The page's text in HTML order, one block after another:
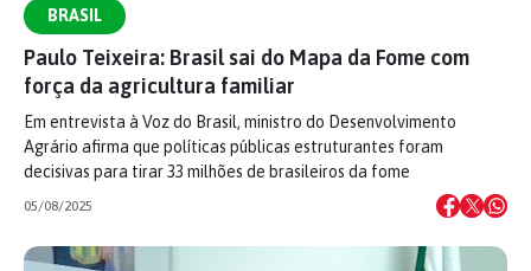
BRASIL
Paulo Teixeira: Brasil sai do Mapa da Fome com
força da agricultura familiar
Em entrevista à Voz do Brasil, ministro do Desenvolvimento
Agrário afirma que políticas públicas estruturantes foram
decisivas para tirar 33 milhões de brasileiros da fome
05/08/2025